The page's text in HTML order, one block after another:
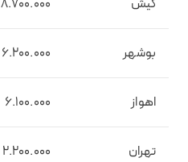
بوشهر 6.200.000
اهواز 6.100.000
تهران 2.200.000